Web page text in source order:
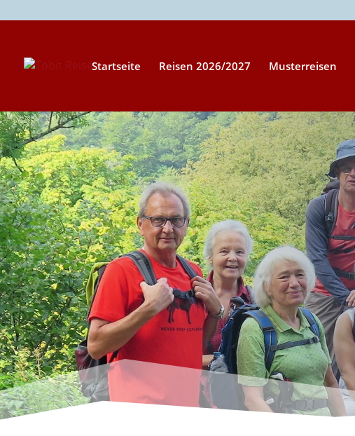
Startseite Reisen 2026/2027 Musterreisen